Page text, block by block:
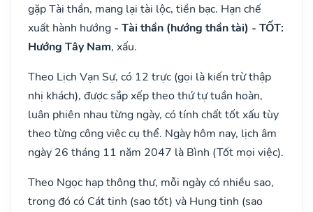
gặp Tài thần, mang lại tài lộc, tiền bạc. Hạn chế
xuất hành hướng - Tài thần (hướng thần tài) - TỐT:
Hướng Tây Nam, xấu.
Theo Lịch Vạn Sự, có 12 trực (gọi là kiến trừ thập
nhị khách), được sắp xếp theo thứ tự tuần hoàn,
luân phiên nhau từng ngày, có tính chất tốt xấu tùy
theo từng công việc cụ thể. Ngày hôm nay, lịch âm
ngày 26 tháng 11 năm 2047 là Bình (Tốt mọi việc).
Theo Ngọc hạp thông thư, mỗi ngày có nhiều sao,
trong đó có Cát tinh (sao tốt) và Hung tinh (sao